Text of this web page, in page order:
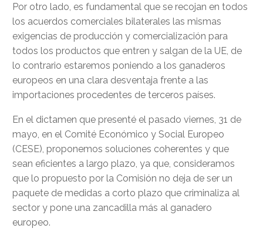
Por otro lado, es fundamental que se recojan en todos
los acuerdos comerciales bilaterales las mismas
exigencias de producción y comercialización para
todos los productos que entren y salgan de la UE, de
lo contrario estaremos poniendo a los ganaderos
europeos en una clara desventaja frente a las
importaciones procedentes de terceros países.
En el dictamen que presenté el pasado viernes, 31 de
mayo, en el Comité Económico y Social Europeo
(CESE), proponemos soluciones coherentes y que
sean eficientes a largo plazo, ya que, consideramos
que lo propuesto por la Comisión no deja de ser un
paquete de medidas a corto plazo que criminaliza al
sector y pone una zancadilla más al ganadero
europeo.